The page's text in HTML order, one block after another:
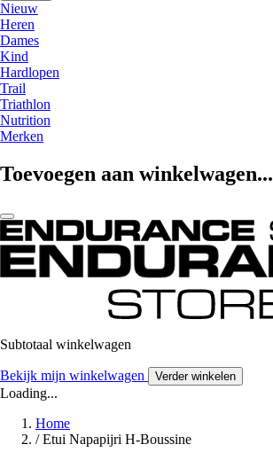
Nieuw
Heren
Dames
Kind
Hardlopen
Trail
Triathlon
Nutrition
Merken
Toevoegen aan winkelwagen...
Subtotaal winkelwagen
Bekijk mijn winkelwagen Verder winkelen
Loading...
Home
/ Etui Napapijri H-Boussine